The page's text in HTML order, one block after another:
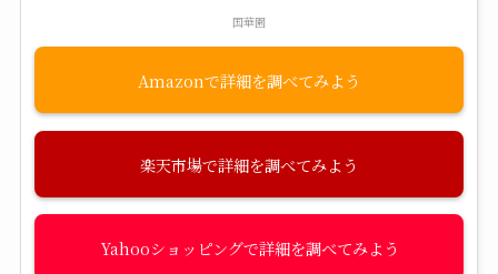
国華園
Amazon
楽天市場
Yahooショッピング